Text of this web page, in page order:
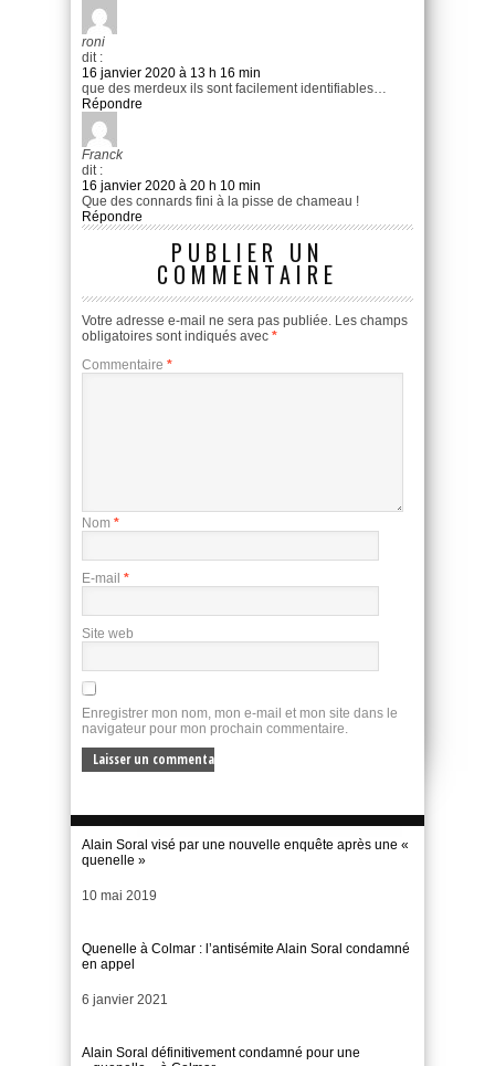
roni
dit :
16 janvier 2020 à 13 h 16 min
que des merdeux ils sont facilement identifiables…
Répondre
Franck
dit :
16 janvier 2020 à 20 h 10 min
Que des connards fini à la pisse de chameau !
Répondre
PUBLIER UN
COMMENTAIRE
Votre adresse e-mail ne sera pas publiée. Les champs
obligatoires sont indiqués avec *
Commentaire *
Nom *
E-mail *
Site web
Enregistrer mon nom, mon e-mail et mon site dans le
navigateur pour mon prochain commentaire.
Alain Soral visé par une nouvelle enquête après une «
quenelle »
Date
10 mai 2019
Quenelle à Colmar : l’antisémite Alain Soral condamné
en appel
Date
6 janvier 2021
Alain Soral définitivement condamné pour une